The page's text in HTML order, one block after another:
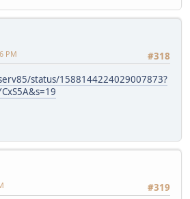
#318
PM
status/1588144224029007873?
#319